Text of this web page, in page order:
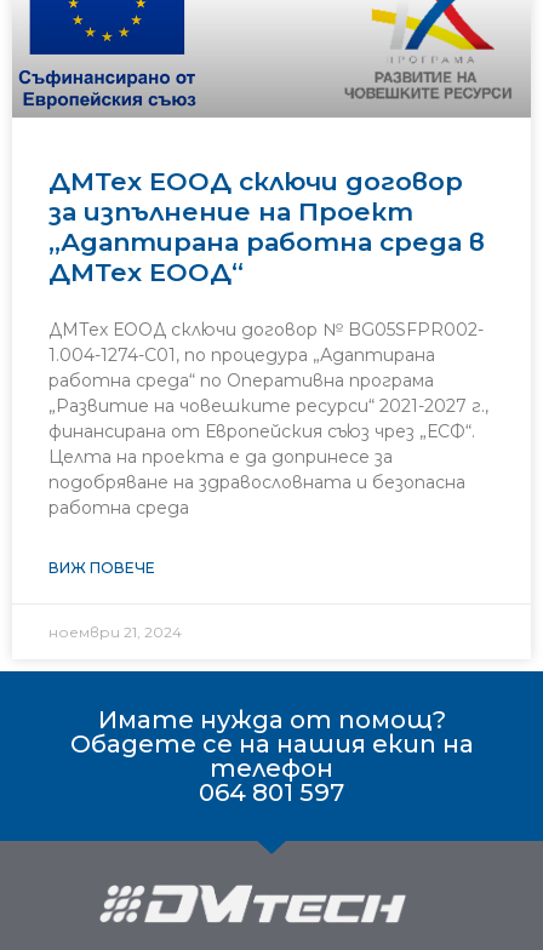
ДМТех ЕООД сключи договор
за изпълнение на Проект
„Адаптирана работна среда в
ДМТех ЕООД“
ДМТех ЕООД сключи договор № BG05SFPR002-
1.004-1274-C01, по процедура „Адаптирана
работна среда“ по Оперативна програма
„Развитие на човешките ресурси“ 2021-2027 г.,
финансирана от Европейския съюз чрез „ЕСФ“.
Целта на проекта е да допринесе за
подобряване на здравословната и безопасна
работна среда
ВИЖ ПОВЕЧЕ
ноември 21, 2024
Имате нужда от помощ?
Обадете се на нашия екип на
телефон
064 801 597